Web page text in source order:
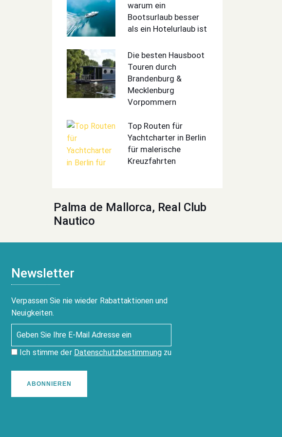
warum ein
Bootsurlaub besser
als ein Hotelurlaub ist
Die besten Hausboot
Touren durch
Brandenburg &
Mecklenburg
Vorpommern
Top Routen für
Yachtcharter in Berlin
für malerische
Kreuzfahrten
Palma de Mallorca, Real Club
Nautico
Newsletter
Verpassen Sie nie wieder Rabattaktionen und
Neuigkeiten.
Ich stimme der Datenschutzbestimmungzu
ABONNIEREN